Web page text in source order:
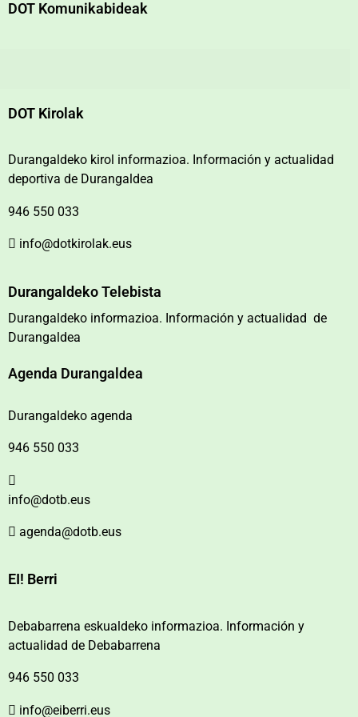
DOT Komunikabideak
DOT Kirolak
Durangaldeko kirol informazioa. Información y actualidad
deportiva de Durangaldea
946 550 033
info@dotkirolak.eus
Durangaldeko Telebista
Durangaldeko informazioa. Información y actualidad de
Durangaldea
Agenda Durangaldea
Durangaldeko agenda
946 550 033
info@dotb.eus
agenda@dotb.eus
EI! Berri
Debabarrena eskualdeko informazioa. Información y
actualidad de Debabarrena
946 550 033
info@eiberri.eus